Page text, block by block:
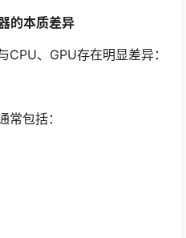
的本质差异
CPU、GPU存在明显差异：
常包括：